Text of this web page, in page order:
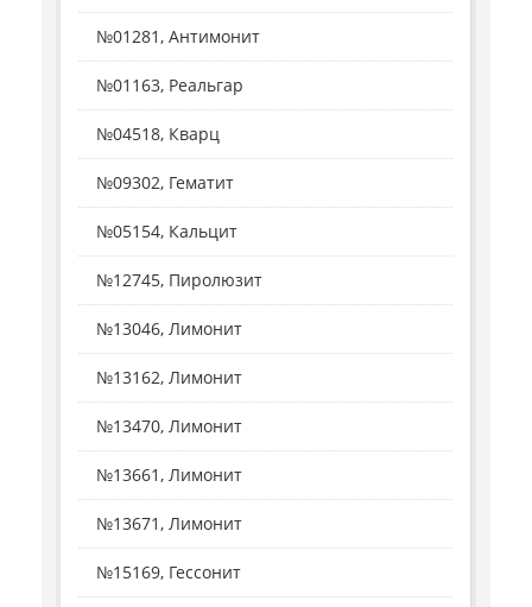
№01281, Антимонит
№01163, Реальгар
№04518, Кварц
№09302, Гематит
№05154, Кальцит
№12745, Пиролюзит
№13046, Лимонит
№13162, Лимонит
№13470, Лимонит
№13661, Лимонит
№13671, Лимонит
№15169, Гессонит